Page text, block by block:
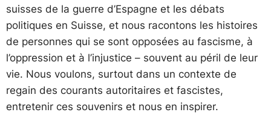
suisses de la guerre d’Espagne et les débats
politiques en Suisse, et nous racontons les histoires
de personnes qui se sont opposées au fascisme, à
l’oppression et à l’injustice – souvent au péril de leur
vie. Nous voulons, surtout dans un contexte de
regain des courants autoritaires et fascistes,
entretenir ces souvenirs et nous en inspirer.